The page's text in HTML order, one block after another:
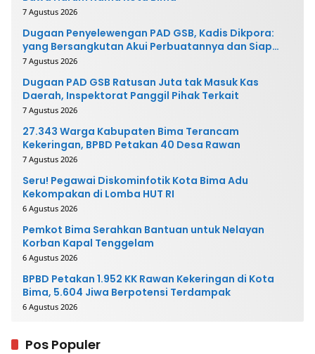
7 Agustus 2026
Dugaan Penyelewengan PAD GSB, Kadis Dikpora:
yang Bersangkutan Akui Perbuatannya dan Siap
Mengembalikan Uang
7 Agustus 2026
Dugaan PAD GSB Ratusan Juta tak Masuk Kas
Daerah, Inspektorat Panggil Pihak Terkait
7 Agustus 2026
27.343 Warga Kabupaten Bima Terancam
Kekeringan, BPBD Petakan 40 Desa Rawan
7 Agustus 2026
Seru! Pegawai Diskominfotik Kota Bima Adu
Kekompakan di Lomba HUT RI
6 Agustus 2026
Pemkot Bima Serahkan Bantuan untuk Nelayan
Korban Kapal Tenggelam
6 Agustus 2026
BPBD Petakan 1.952 KK Rawan Kekeringan di Kota
Bima, 5.604 Jiwa Berpotensi Terdampak
6 Agustus 2026
Pos Populer